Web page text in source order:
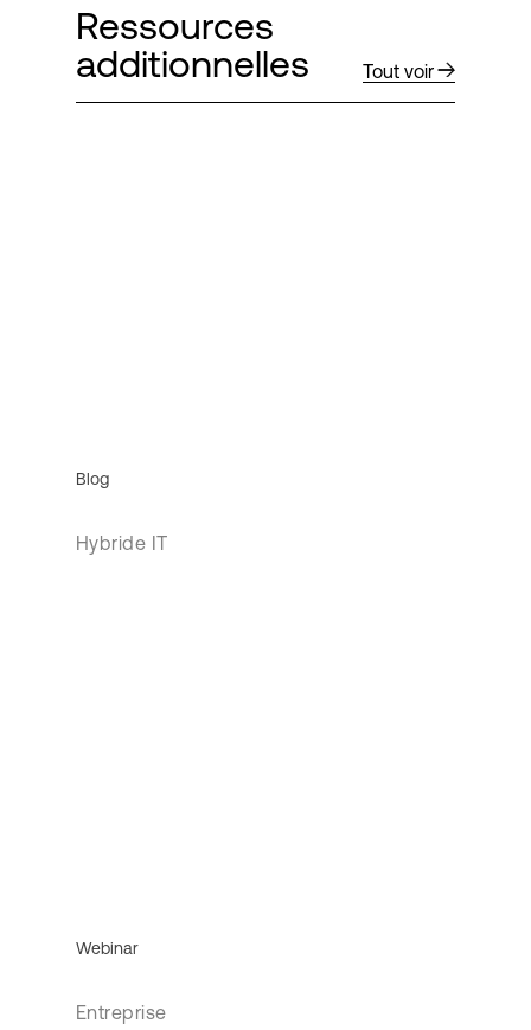
Ressources
additionnelles
Tout voir
Blog
Hybride IT
Webinar
Entreprise